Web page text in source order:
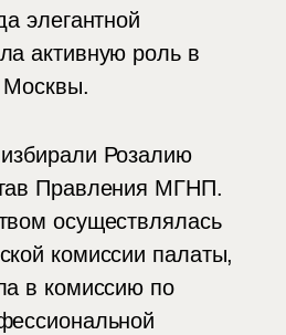
элегантной
активную роль в
Москвы.
Розалию
Правления МГНП.
осуществлялась
комиссии палаты,
в комиссию по